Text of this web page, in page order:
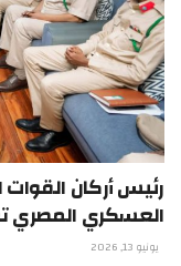
رئيس أركان
العسكري المصري
يونيو 13, 2026